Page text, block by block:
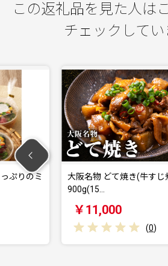
この返礼品を見た人は
チェックしてい
ぷりのミ
大阪名物 どて焼き(牛すじ
900g(15…
￥11,000
( 0)